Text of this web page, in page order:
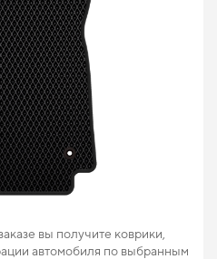
вы получите коврики,
автомобиля по выбранным